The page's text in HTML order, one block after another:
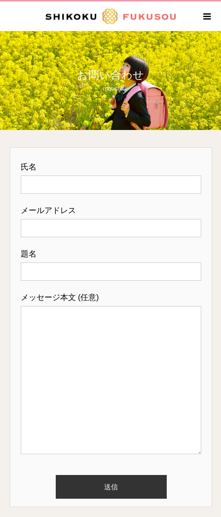
お問い合わせ
contact
氏名
メールアドレス
題名
メッセージ本文 (任意)